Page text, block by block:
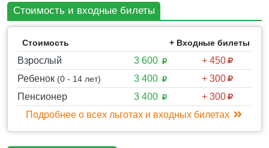
Евпатории с мелким золотым песком,
оборудованным и очень комфортабельном.
ТАЙМИНГ И МАРШРУТ ЭКСКУРСИОННОГО ТУРА :
общая продолжительность 11.00 ч, возвращение
ориентировочно в 19.00 ч
* Тур по Западному побережью Крыма к городу
Евпатория, обзор путевых
Стоимость и входные билеты
Стоимость + Входные билеты
Взрослый 3 600
+ 450
Ребенок (0 - 14 лет) 3 400
+ 300
Пенсионер
3 400
+ 300
Подробнее о всех льготах и входных билетах